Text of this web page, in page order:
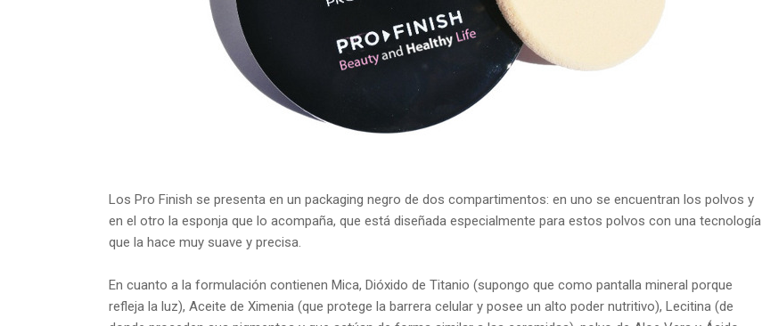
Los Pro Finish se presenta en un packaging negro de dos compartimentos: en uno se encuentran los polvos y
en el otro la esponja que lo acompaña, que está diseñada especialmente para estos polvos con una tecnología
que la hace muy suave y precisa.
En cuanto a la formulación contienen Mica, Dióxido de Titanio (supongo que como pantalla mineral porque
refleja la luz), Aceite de Ximenia (que protege la barrera celular y posee un alto poder nutritivo), Lecitina (de